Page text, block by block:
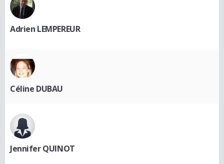
Adrien LEMPEREUR
Céline DUBAU
Jennifer QUINOT